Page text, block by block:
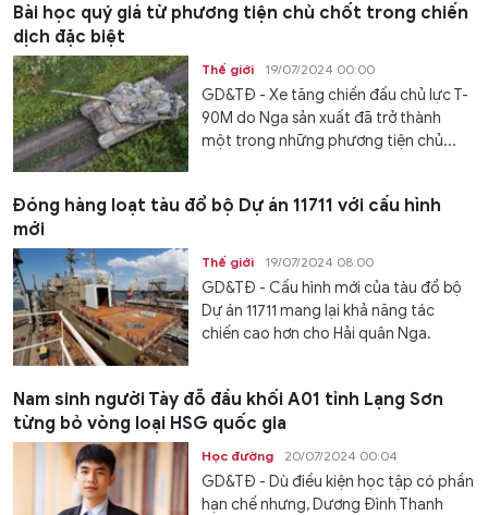
Bài học quý giá từ phương tiện chủ chốt trong chiến
dịch đặc biệt
Thế giới 19/07/2024 00:00
GD&TĐ - Xe tăng chiến đấu chủ lực T-
90M do Nga sản xuất đã trở thành
một trong những phương tiện chủ...
Đóng hàng loạt tàu đổ bộ Dự án 11711 với cấu hình
mới
Thế giới 19/07/2024 08:00
GD&TĐ - Cấu hình mới của tàu đổ bộ
Dự án 11711 mang lại khả năng tác
chiến cao hơn cho Hải quân Nga.
Nam sinh người Tày đỗ đầu khối A01 tỉnh Lạng Sơn
từng bỏ vòng loại HSG quốc gia
Học đường 20/07/2024 00:04
GD&TĐ - Dù điều kiện học tập có phần
hạn chế nhưng, Dương Đình Thanh